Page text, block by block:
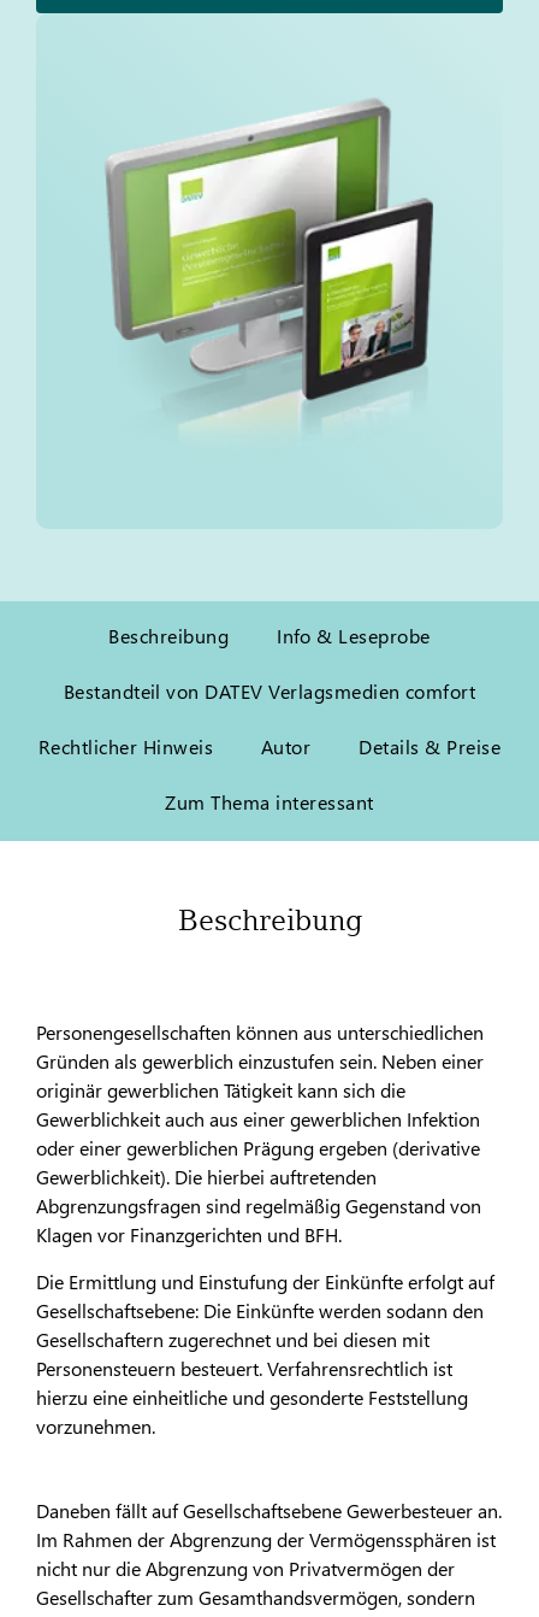
Beschreibung Info & Leseprobe
Bestandteil von DATEV Verlagsmedien comfort
Rechtlicher Hinweis Autor Details & Preise
Zum Thema interessant
Beschreibung
Personengesellschaften können aus unterschiedlichen
Gründen als gewerblich einzustufen sein. Neben einer
originär gewerblichen Tätigkeit kann sich die
Gewerblichkeit auch aus einer gewerblichen Infektion
oder einer gewerblichen Prägung ergeben (derivative
Gewerblichkeit). Die hierbei auftretenden
Abgrenzungsfragen sind regelmäßig Gegenstand von
Klagen vor Finanzgerichten und BFH.
Die Ermittlung und Einstufung der Einkünfte erfolgt auf
Gesellschaftsebene: Die Einkünfte werden sodann den
Gesellschaftern zugerechnet und bei diesen mit
Personensteuern besteuert. Verfahrensrechtlich ist
hierzu eine einheitliche und gesonderte Feststellung
vorzunehmen.
Daneben fällt auf Gesellschaftsebene Gewerbesteuer an.
Im Rahmen der Abgrenzung der Vermögenssphären ist
nicht nur die Abgrenzung von Privatvermögen der
Gesellschafter zum Gesamthandsvermögen, sondern